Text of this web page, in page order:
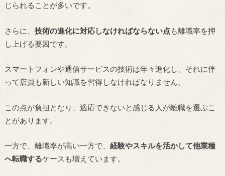
じられることが多いです。
さらに、 技術の進化に対応しなければならない点も離職率を押
し上げる要因です。
スマートフォンや通信サービスの技術は年々進化し、それに伴
って店員も新しい知識を習得しなければなりません。
この点が負担となり、適応できないと感じる人が離職を選ぶこ
とがあります。
一方で、離職率が高い一方で、 経験やスキルを活かして他業種
へ転職するケースも増えています。